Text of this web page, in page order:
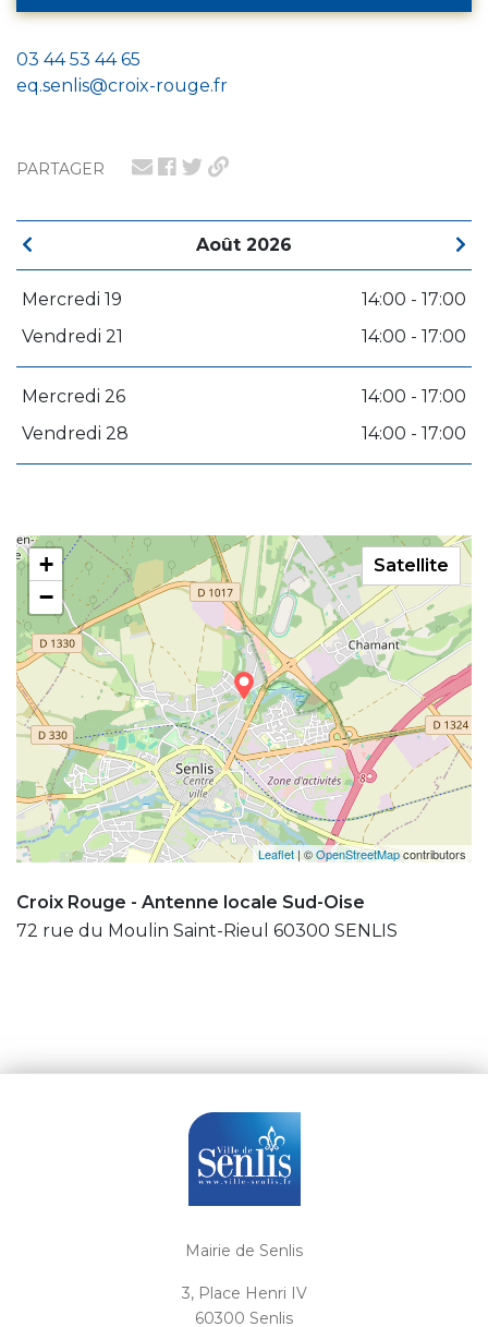
PARTAGER
Août 2026
Mercredi 19
14:00 - 17:00
Vendredi 21
14:00 - 17:00
Mercredi 26
14:00 - 17:00
Vendredi 28
14:00 - 17:00
+
−
Leaflet | ©OpenStreetMapcontributors
Satellite
Croix Rouge - Antenne locale Sud-Oise
72 rue du Moulin Saint-Rieul 60300 SENLIS
03 44 53 44 65
eq.senlis@croix-rouge.fr
Mairie de Senlis
3, Place Henri IV
60300 Senlis